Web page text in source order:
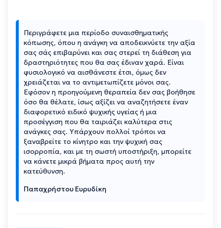
Περιγράφετε μια περίοδο συναισθηματικής
κόπωσης, όπου η ανάγκη να αποδεικνύετε την αξία
σας σάς επιβαρύνει και σας στερεί τη διάθεση για
δραστηριότητες που θα σας έδιναν χαρά. Είναι
φυσιολογικό να αισθάνεστε έτσι, όμως δεν
χρειάζεται να το αντιμετωπίζετε μόνοι σας.
Εφόσον η προηγούμενη θεραπεία δεν σας βοήθησε
όσο θα θέλατε, ίσως αξίζει να αναζητήσετε έναν
διαφορετικό ειδικό ψυχικής υγείας ή μια
προσέγγιση που θα ταιριάζει καλύτερα στις
ανάγκες σας. Υπάρχουν πολλοί τρόποι να
ξαναβρείτε το κίνητρο και την ψυχική σας
ισορροπία, και με τη σωστή υποστήριξη, μπορείτε
να κάνετε μικρά βήματα προς αυτή την
κατεύθυνση.
Παπαχρήστου Ευρυδίκη